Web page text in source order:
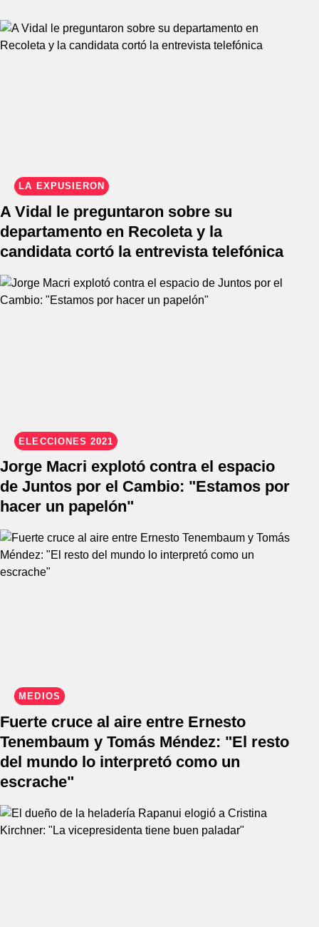
LA EXPUSIERON
A Vidal le preguntaron sobre su
departamento en Recoleta y la
candidata cortó la entrevista telefónica
ELECCIONES 2021
Jorge Macri explotó contra el espacio
de Juntos por el Cambio: "Estamos por
hacer un papelón"
MEDIOS
Fuerte cruce al aire entre Ernesto
Tenembaum y Tomás Méndez: "El resto
del mundo lo interpretó como un
escrache"